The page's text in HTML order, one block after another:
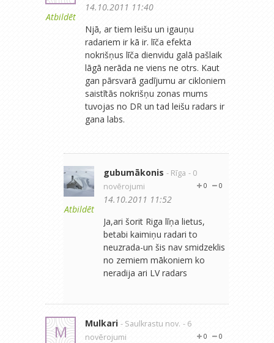
Atbildēt
14.10.2011 11:40
Njā, ar tiem leišu un igauņu
radariem ir kā ir. līča efekta
nokrišņus līča dienvidu galā pašlaik
lāgā nerāda ne viens ne otrs. Kaut
gan pārsvarā gadījumu ar cikloniem
saistītās nokrišņu zonas mums
tuvojas no DR un tad leišu radars ir
gana labs.
Atbildēt
gubumākonis - Rīga - 0
novērojumi
0
0
14.10.2011 11:52
Ja,ari šorit Riga līņa lietus,
betabi kaimiņu radari to
neuzrada-un šis nav smidzeklis
no zemiem mākoniem ko
neradija ari LV radars
M Mulkari - Saulkrastu nov. - 6
novērojumi
0
0